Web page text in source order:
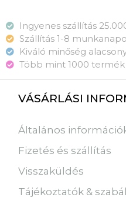
Ingyenes szállítás
Szállítás 1-8
Kiváló minőség
Több mint 1000
VÁSÁRLÁSI
Általános
Fizetés és szállítás
Visszaküldés
Tájékoztatók &